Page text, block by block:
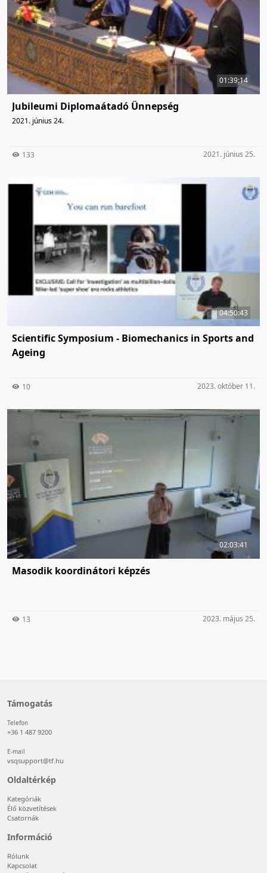
01:39:14
Jubileumi Diplomaátadó Ünnepség
2021. június 24.
133 2021. június 25.
04:50:43
Scientific Symposium - Biomechanics in Sports and
Ageing
10 2023. október 11.
02:03:41
Masodik koordinátori képzés
13 2023. május 25.
Támogatás
Telefon
+36 1 487 9200
E-mail
vsqsupport@tf.hu
Oldaltérkép
Kategóriák
Élő közvetítések
Csatornák
Információ
Rólunk
Kapcsolat